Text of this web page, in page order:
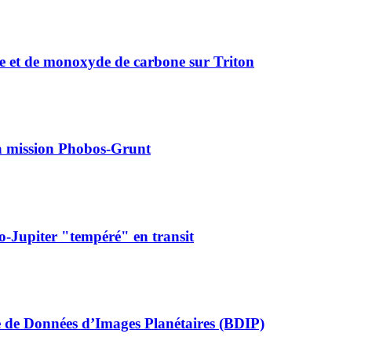
et de monoxyde de carbone sur Triton
Phobos-Grunt
Jupiter "tempéré" en transit
Données d’Images Planétaires (BDIP)